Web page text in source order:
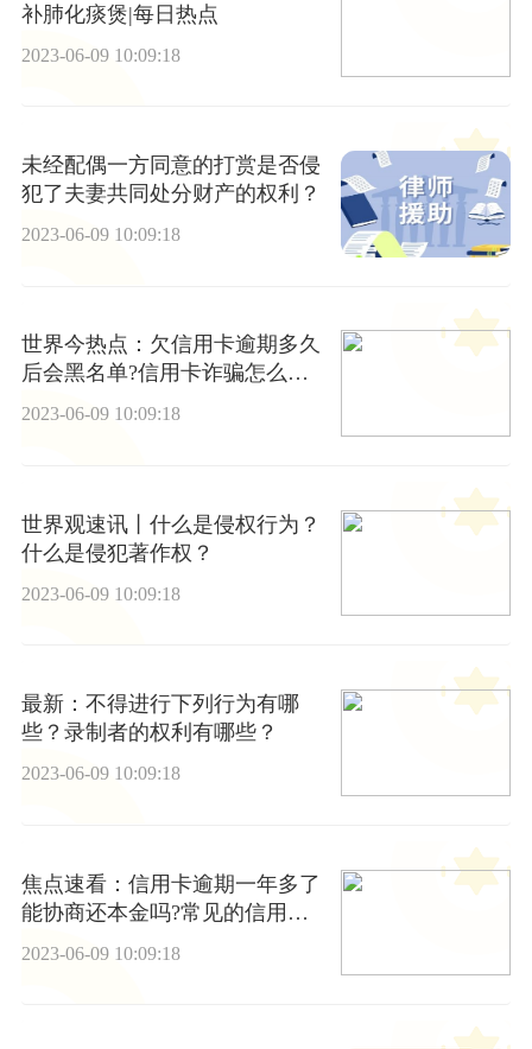
补肺化痰煲|每日热点
2023-06-09 10:09:18
未经配偶一方同意的打赏是否侵
犯了夫妻共同处分财产的权利？
2023-06-09 10:09:18
世界今热点：欠信用卡逾期多久
后会黑名单?信用卡诈骗怎么认
定?
2023-06-09 10:09:18
世界观速讯丨什么是侵权行为？
什么是侵犯著作权？
2023-06-09 10:09:18
最新：不得进行下列行为有哪
些？录制者的权利有哪些？
2023-06-09 10:09:18
焦点速看：信用卡逾期一年多了
能协商还本金吗?常见的信用卡
2023-06-09 10:09:18